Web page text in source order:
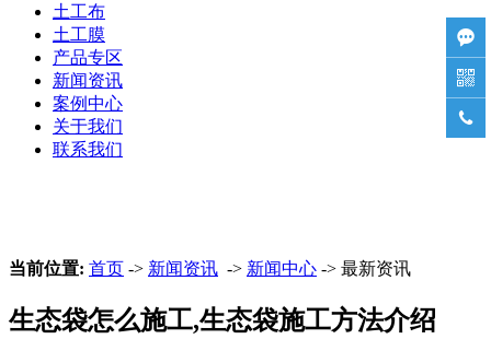
土工布
土工膜
产品专区
新闻资讯
案例中心
关于我们
联系我们
当前位置: 首页 -> 新闻资讯 -> 新闻中心 -> 最新资讯
生态袋怎么施工,生态袋施工方法介绍


